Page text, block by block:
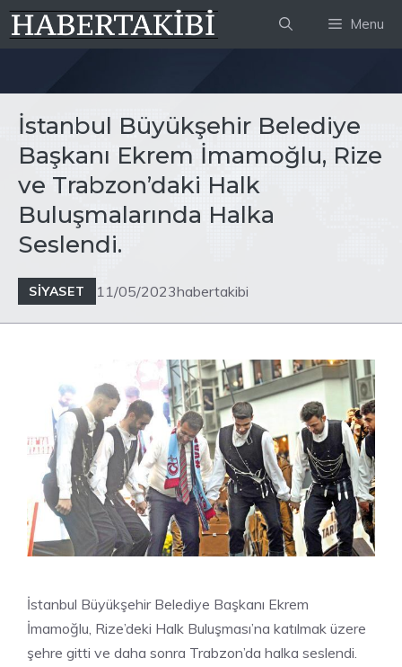
İçeriğe
atla
Menu
İstanbul Büyükşehir Belediye
Başkanı Ekrem İmamoğlu, Rize
ve Trabzon’daki Halk
Buluşmalarında Halka
Seslendi.
SIYASET 11/05/2023habertakibi
İstanbul Büyükşehir Belediye Başkanı Ekrem
İmamoğlu, Rize’deki Halk Buluşması’na katılmak üzere
şehre gitti ve daha sonra Trabzon’da halka seslendi.